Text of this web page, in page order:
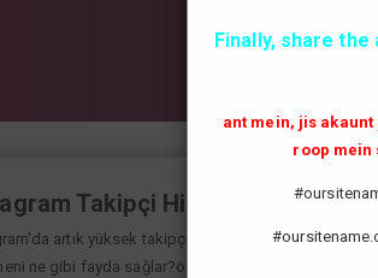
Takipçi Hilesi
artık yüksek takipçi kasmak eskisi kadar zor
ne gibi fayda sağlar?öncelikle bir çok kişi
Finally, share
ant mein, jis
roop mein